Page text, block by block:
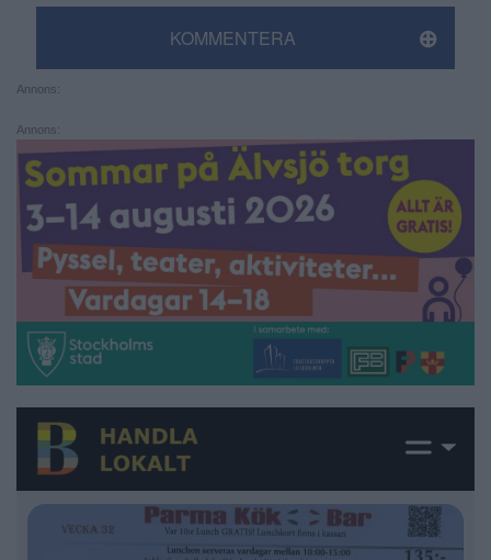
KOMMENTERA
Annons:
Annons: